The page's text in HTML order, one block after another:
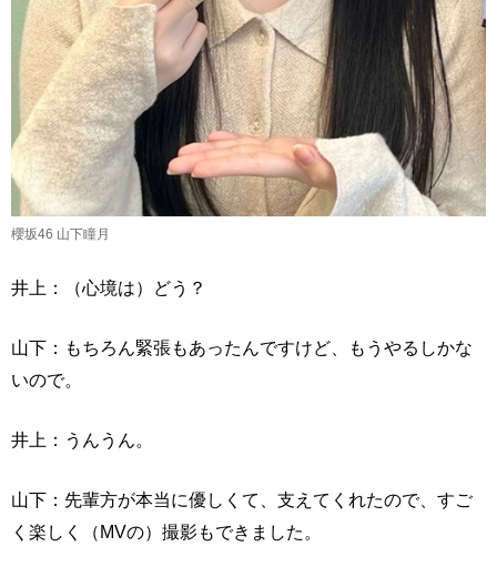
櫻坂46 山下瞳月
井上：（心境は）どう？
山下：もちろん緊張もあったんですけど、もうやるしかな
いので。
井上：うんうん。
山下：先輩方が本当に優しくて、支えてくれたので、すご
く楽しく（MVの）撮影もできました。